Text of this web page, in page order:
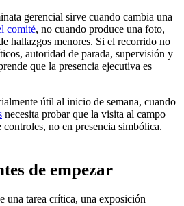
gerencial sirve cuando cambia una
comité, no cuando produce una foto,
hallazgos menores. Si el recorrido no
autoridad de parada, supervisión y
que la presencia ejecutiva es
útil al inicio de semana, cuando
necesita probar que la visita al campo
controles, no en presencia simbólica.
de empezar
una tarea crítica, una exposición